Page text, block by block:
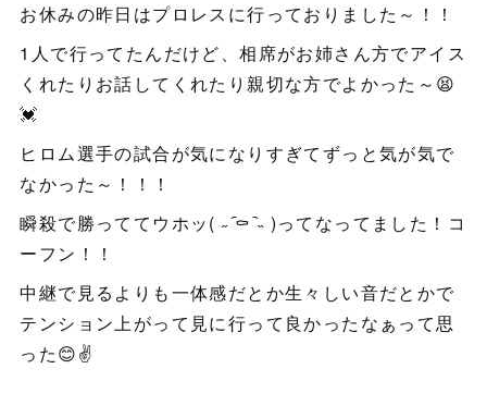
お休みの昨日はプロレスに行っておりました～！！
1人で行ってたんだけど、相席がお姉さん方でアイス
くれたりお話してくれたり親切な方でよかった～😫
💓
ヒロム選手の試合が気になりすぎてずっと気が気で
なかった～！！！
瞬殺で勝っててウホッ( ˶ ᷇⚰︎ ᷆˵ )ってなってました！コ
ーフン！！
中継で見るよりも一体感だとか生々しい音だとかで
テンション上がって見に行って良かったなぁって思
った😊✌️